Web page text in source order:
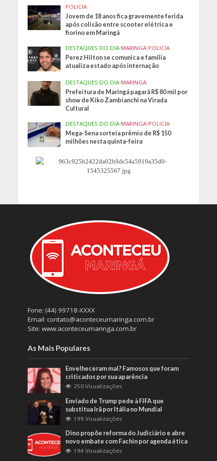
POLICIA
Jovem de 18 anos fica gravemente ferida
após colisão entre scooter elétrica e
fiorino em Maringá
DESTAQUES DO DIA•MARINGA•POLICIA
Perez Hilton se comunica e família
atualiza estado após internação
DESTAQUES DO DIA•MARINGA
Prefeitura de Maringá pagará R$ 80 mil por
show de Kiko Zambianchi na Virada
Cultural
DESTAQUES DO DIA•MARINGA•POLICIA
Mega-Sena sorteia prêmio de R$ 150
milhões nesta quinta-feira
Fone: (44) 99718-XXXX
Email: contato@aconteceumaringa.com.br
Site: www.aconteceumaringa.com.br
As Mais Populares
Envelheceram mal? Famosos que foram
criticados por sua aparência
250 Visualizações
Enviado de Trump pede à FIFA que
substitua Irã por Itália no Mundial
199 Visualizações
Dino propõe reforma do Judiciário e abre
novo embate com Fachin por agenda ética
194 Visualizações